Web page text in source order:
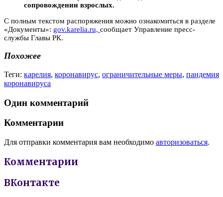
сопровождении взрослых.
С полным текстом распоряжения можно ознакомиться в разделе
«Документы»: gov.karelia.ru, сообщает Управление пресс-
службы Главы РК.
Похожее
Теги: карелия, коронавирус, ограничительные меры, пандемия
коронавируса
Один комментарий
Комментарии
Для отправки комментария вам необходимо авторизоваться.
Комментарии
ВКонтакте